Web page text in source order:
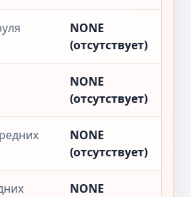
NONE
(отсутствует)
NONE
(отсутствует)
NONE
(отсутствует)
NONE